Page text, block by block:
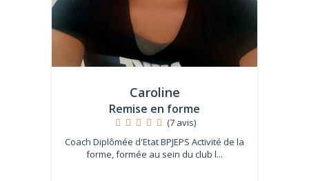
Caroline
Remise en forme
(7 avis)
Coach Diplômée d'Etat BPJEPS Activité de la
forme, formée au sein du club l...